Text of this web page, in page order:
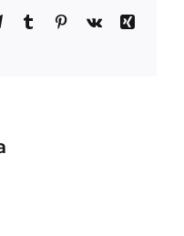
TelegramTumblrPinterest
Vk
Xing